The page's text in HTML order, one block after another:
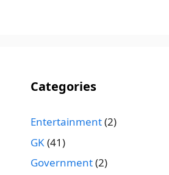
Categories
Entertainment(2)
GK (41)
Government(2)